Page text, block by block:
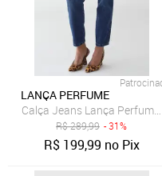
LANÇA PERFUME
Calça Jeans Lança
R$289,99 - 31%
R$ 199,99 no Pix